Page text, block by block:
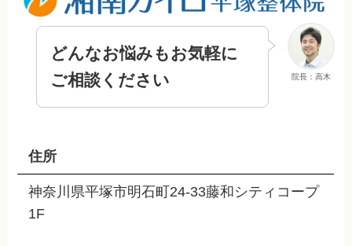
院長：高木
どんなお悩みもお気軽に
ご相談ください
住所
神奈川県平塚市明石町24-33藤和シティコープ
1F